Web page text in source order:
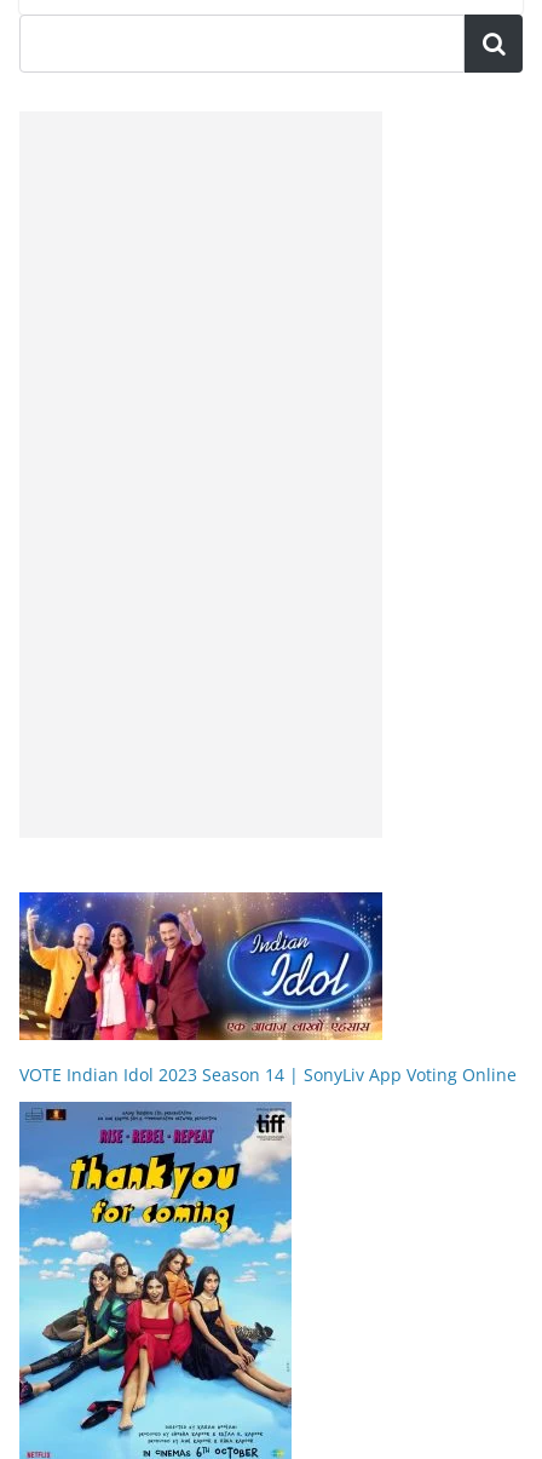
VOTE Indian Idol 2023 Season 14 | SonyLiv App Voting Online